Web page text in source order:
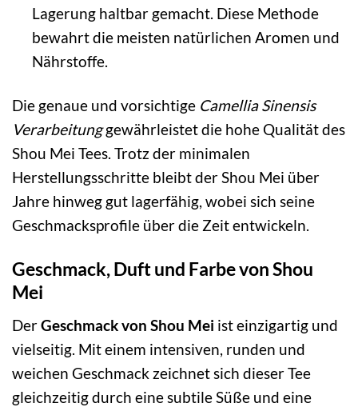
Lagerung haltbar gemacht. Diese Methode
bewahrt die meisten natürlichen Aromen und
Nährstoffe.
Die genaue und vorsichtige Camellia Sinensis
Verarbeitunggewährleistet die hohe Qualität des
Shou Mei Tees. Trotz der minimalen
Herstellungsschritte bleibt der Shou Mei über
Jahre hinweg gut lagerfähig, wobei sich seine
Geschmacksprofile über die Zeit entwickeln.
Geschmack, Duft und Farbe von Shou
Mei
DerGeschmack von Shou Mei ist einzigartig und
vielseitig. Mit einem intensiven, runden und
weichen Geschmack zeichnet sich dieser Tee
gleichzeitig durch eine subtile Süße und eine